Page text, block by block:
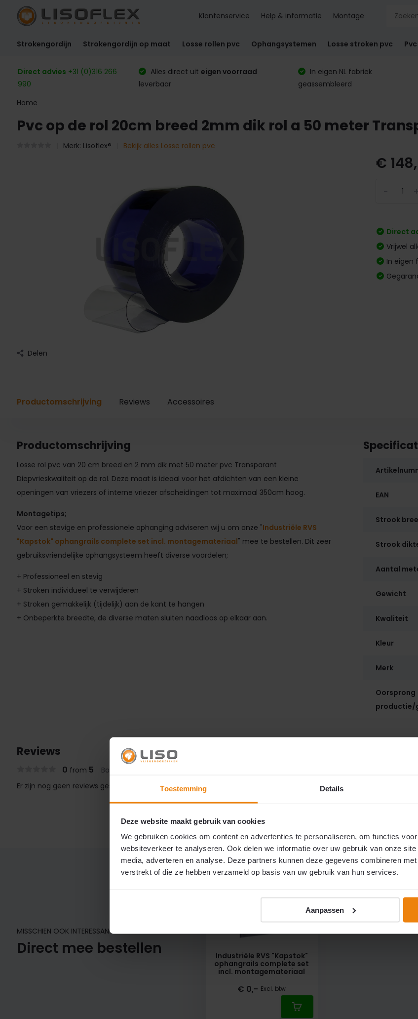
Toestemming Details
Deze website maakt gebruik van cookies
We gebruiken cookies om content en advertenties te personaliseren, om functies
websiteverkeer te analyseren. Ook delen we informatie over uw gebruik van onze
media, adverteren en analyse. Deze partners kunnen deze gegevens combineren
verstrekt of die ze hebben verzameld op basis van uw gebruik van hun services.
Aanpassen
Klantenservice Help & informatie Montage
Strokengordijn Strokengordijn op maat Losse rollen pvc Ophangsystemen Losse stroken pvc
Direct advies +31 (0)316 266
990
Alles direct uit eigen voorraad
leverbaar
In eigen NL fabriek
geassembleerd
Home
Pvc op de rol 20cm breed 2mm dik rol a 50 meter
Merk: Lisoflex® Bekijk alles Losse rollen pvc
Delen
€
Direct
Vrijwel
In eigen
Productomschrijving Reviews Accessoires
Productomschrijving
Losse rol pvc van 20 cm breed en 2 mm dik met 50 meter pvc Transparant
Diepvrieskwaliteit op de rol. Deze maat is ideaal voor het afdichten van een kleine
openingen van vriezers of interne vriezer afscheidingen tot maximaal 350cm hoog.
Montagetips;
Voor een stevige en professionele ophanging adviseren wij u om onze "Industriële RVS
"Kapstok" ophangrails complete set incl. montagemateriaal" mee te bestellen. Dit zeer
gebruiksvriendelijke ophangsysteem heeft diverse voordelen;
+ Professioneel en stevig
+ Stroken individueel te verwijderen
+ Stroken gemakkelijk (tijdelijk) aan de kant te hangen
+ Onbeperkte breedte, de diverse maten sluiten naadloos op elkaar aan.
EAN
Strook
Strook
Aantal
Gewicht
Kwaliteit
Kleur
Merk
Oorsprong
productie/
Reviews
0 from 5 Based on 0 reviews
Er zijn nog geen reviews geschreven over dit product..
MISSCHIEN OOK INTERESSANT?
Direct mee bestellen
Industriële RVS "Kapstok"
ophangrails complete set
incl. montagemateriaal
€ 0,- Excl. btw